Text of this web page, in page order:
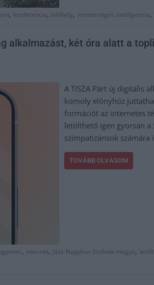
, konferencia, lelőhely, mesterséges intelligencia,
alkalmazást, két óra alatt a
A TISZA Párt új digitális
komoly előnyhöz
formációt az internetes
letölthető igen gyorsan a
szimpatizánsok számára
TOVÁBB OLVASOM
, internet, Jász-Nagykun Szolnok megye,